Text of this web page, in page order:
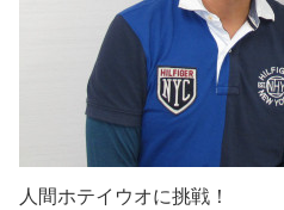
人間ホテイウオに挑戦！